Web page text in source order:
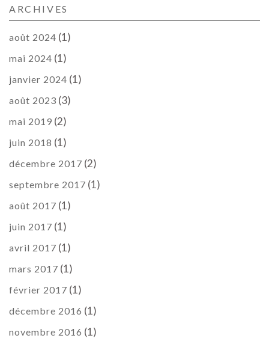
ARCHIVES
août 2024 (1)
mai 2024 (1)
janvier 2024 (1)
août 2023 (3)
mai 2019 (2)
juin 2018 (1)
décembre 2017 (2)
septembre 2017 (1)
août 2017 (1)
juin 2017 (1)
avril 2017 (1)
mars 2017 (1)
février 2017 (1)
décembre 2016 (1)
novembre 2016 (1)